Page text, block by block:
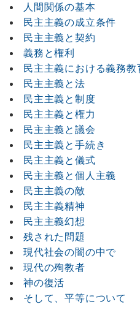
人間関係の基本
民主主義の成立条件
民主主義と契約
義務と権利
民主主義における義務教
民主主義と法
民主主義と制度
民主主義と権力
民主主義と議会
民主主義と手続き
民主主義と儀式
民主主義と個人主義
民主主義の敵
民主主義精神
民主主義幻想
残された問題
現代社会の闇の中で
現代の殉教者
神の復活
そして、平等について